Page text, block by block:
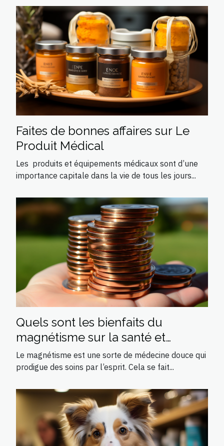
Faites de bonnes affaires sur Le
Produit Médical
Les produits et équipements médicaux sont d’une
importance capitale dans la vie de tous les jours...
Quels sont les bienfaits du
magnétisme sur la santé et
comment devenir magnétiseur ?
Le magnétisme est une sorte de médecine douce qui
prodigue des soins par l’esprit. Cela se fait...